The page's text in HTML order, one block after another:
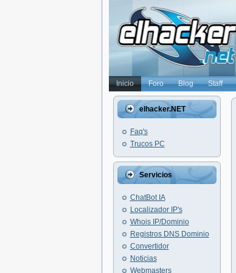
Inicio Foro Blog Staff
elhacker.NET
Faq's
Trucos PC
Servicios
ChatBot IA
Localizador IP's
Whois IP/Dominio
Registros DNS Dominio
Convertidor
Noticias
Webmasters